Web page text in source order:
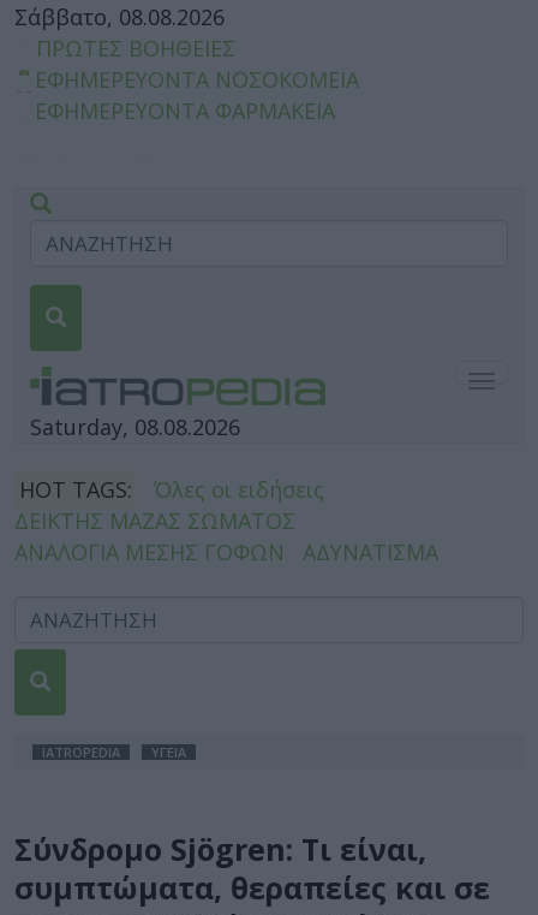
Σάββατο, 08.08.2026
ΠΡΩΤΕΣ ΒΟΗΘΕΙΕΣ
ΕΦΗΜΕΡΕΥΟΝΤΑ ΝΟΣΟΚΟΜΕΙΑ
ΕΦΗΜΕΡΕΥΟΝΤΑ ΦΑΡΜΑΚΕΙΑ
Saturday, 08.08.2026
HOT TAGS:
Όλες οι ειδήσεις
ΔΕΙΚΤΗΣ ΜΑΖΑΣ ΣΩΜΑΤΟΣ
ΑΝΑΛΟΓΙΑ ΜΕΣΗΣ ΓΟΦΩΝ
ΑΔΥΝΑΤΙΣΜΑ
IATROPEDIA ΥΓΕΙΑ
Σύνδρομο Sjögren: Τι είναι,
συμπτώματα, θεραπείες και σε